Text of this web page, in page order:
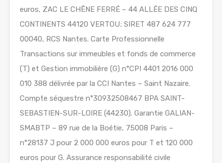
euros, ZAC LE CHÊNE FERRÉ – 44 ALLÉE DES CINQ
CONTINENTS 44120 VERTOU; SIRET 487 624 777
00040, RCS Nantes. Carte Professionnelle
Transactions sur immeubles et fonds de commerce
(T) et Gestion immobilière (G) n°CPI 4401 2016 000
010 388 délivrée par la CCI Nantes – Saint Nazaire.
Compte séquestre n°30932508467 BPA SAINT-
SEBASTIEN-SUR-LOIRE (44230). Garantie GALIAN-
SMABTP – 89 rue de la Boétie, 75008 Paris –
n°28137 J pour 2 000 000 euros pour T et 120 000
euros pour G. Assurance responsabilité civile